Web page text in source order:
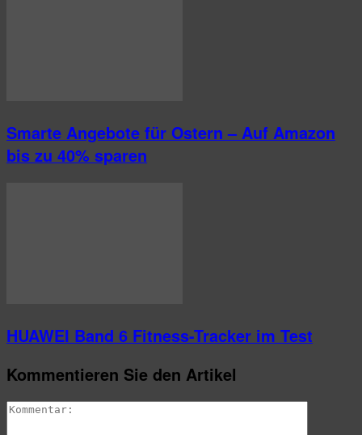
Smarte Angebote für Ostern – Auf Amazon
bis zu 40% sparen
HUAWEI Band 6 Fitness-Tracker im Test
Kommentieren Sie den Artikel